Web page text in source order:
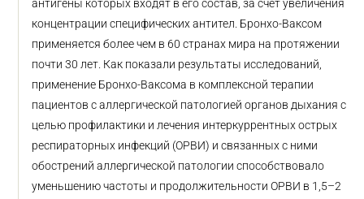
антигены которых входят в его состав, за счет увеличения
концентрации специфических антител. Бронхо-Ваксом
применяется более чем в 60 странах мира на протяжении
почти 30 лет. Как показали результаты исследований,
применение Бронхо-Ваксома в комплексной терапии
пациентов с аллергической патологией органов дыхания с
целью профилактики и лечения интеркуррентных острых
респираторных инфекций (ОРВИ) и связанных с ними
обострений аллергической патологии способствовало
уменьшению частоты и продолжительности ОРВИ в 1,5–2